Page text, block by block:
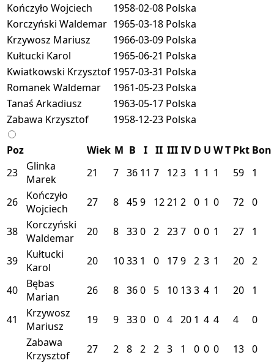
Kończyło Wojciech
1958-02-08 Polska
Korczyński Waldemar 1965-03-18 Polska
Krzywosz Mariusz
1966-03-09 Polska
Kułtucki Karol
1965-06-21 Polska
Kwiatkowski Krzysztof 1957-03-31 Polska
Romanek Waldemar
1961-05-23 Polska
Tanaś Arkadiusz
1963-05-17 Polska
Zabawa Krzysztof
1958-12-23 Polska
Poz Wiek M B I II III IV D U WT Pkt Bon
23
Glinka
Marek
21 7 36 11 7 123 1 1 1 59 1
26
Kończyło
Wojciech
27 8 459 1221 2 0 1 0 72 0
38
Korczyński
Waldemar
20 8 330 2 237 0 0 1 27 1
39
Kułtucki
Karol
20 1033 1 0 179 2 3 1 20 2
40
Bębas
Marian
26 8 360 5 10 133 4 1 20 1
41
Krzywosz
Mariusz
19 9 330 0 4 20 1 4 4 4
0
Zabawa
Krzysztof
27 2 8 2 2 3 1 0 0 0 13 0